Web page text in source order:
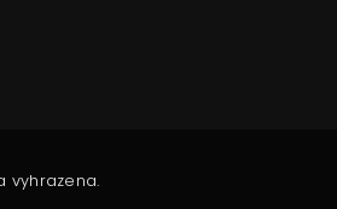
vyhrazena.